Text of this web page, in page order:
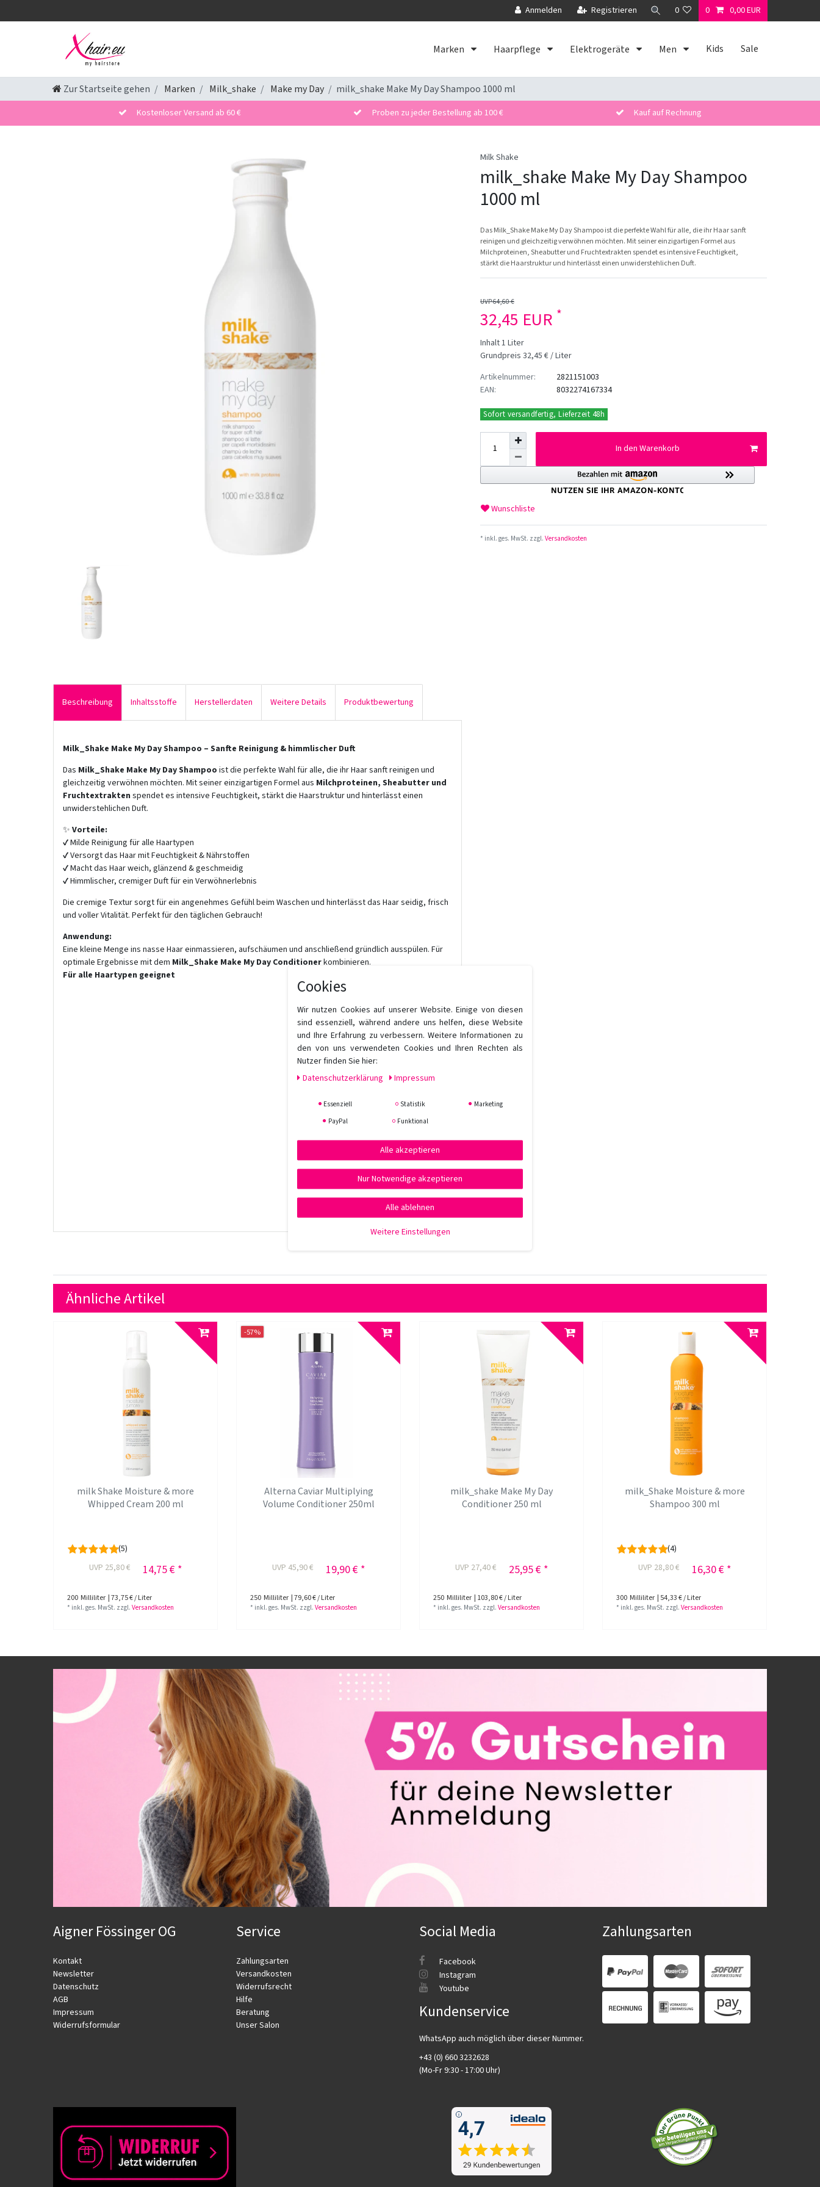
Anmelden Registrieren 0 0 0,00 EUR
Marken Haarpflege Elektrogeräte Men Kids Sale
Zur Startseite gehen Marken Milk_shake Make my Day milk_shake Make My Day Shampoo 1000 ml
Kostenloser Versand ab 60 € Proben zu jeder Bestellung ab 100 € Kauf auf Rechnung
Milk Shake
milk_shake Make My Day Shampoo
1000 ml
Das Milk_Shake Make My Day Shampoo ist die perfekte Wahl für alle, die ihr Haar sanft
reinigen und gleichzeitig verwöhnen möchten. Mit seiner einzigartigen Formel aus
Milchproteinen, Sheabutter und Fruchtextrakten spendet es intensive Feuchtigkeit,
stärkt die Haarstruktur und hinterlässt einen unwiderstehlichen Duft.
UVP 64,60 €
32,45 EUR *
Inhalt1 Liter
Grundpreis 32,45 € / Liter
Artikelnummer:
EAN:
2821151003
8032274167334
Sofort versandfertig, Lieferzeit 48h
In den Warenkorb
Wunschliste
* inkl. ges. MwSt. zzgl. Versandkosten
Beschreibung Inhaltsstoffe Herstellerdaten Weitere Details Produktbewertung
Milk_Shake Make My Day Shampoo – Sanfte Reinigung & himmlischer Duft
Das Milk_Shake Make My Day Shampoo ist die perfekte Wahl für alle, die ihr Haar sanft reinigen und
gleichzeitig verwöhnen möchten. Mit seiner einzigartigen Formel aus Milchproteinen, Sheabutter und
Fruchtextrakten spendet es intensive Feuchtigkeit, stärkt die Haarstruktur und hinterlässt einen
unwiderstehlichen Duft.
✨ Vorteile:
✔ Milde Reinigung für alle Haartypen
✔ Versorgt das Haar mit Feuchtigkeit & Nährstoffen
✔ Macht das Haar weich, glänzend & geschmeidig
✔ Himmlischer, cremiger Duft für ein Verwöhnerlebnis
Die cremige Textur sorgt für ein angenehmes Gefühl beim Waschen und hinterlässt das Haar seidig, frisch
und voller Vitalität. Perfekt für den täglichen Gebrauch!
Anwendung:
Eine kleine Menge ins nasse Haar einmassieren, aufschäumen und anschließend gründlich ausspülen. Für
optimale Ergebnisse mit dem Milk_Shake Make My Day Conditionerkombinieren.
Für alle Haartypen geeignet
Ähnliche Artikel
milk Shake Moisture & more
Whipped Cream 200 ml
(5)
UVP 25,80 €
14,75 € *
200 Milliliter | 73,75 € / Liter
* inkl. ges. MwSt. zzgl.Versandkosten
-57%
Alterna Caviar Multiplying
Volume Conditioner 250ml
UVP 45,90 € 19,90 € *
250 Milliliter | 79,60 € / Liter
* inkl. ges. MwSt. zzgl.Versandkosten
milk_shake Make My Day
Conditioner 250 ml
UVP 27,40 € 25,95 € *
250 Milliliter | 103,80 € / Liter
* inkl. ges. MwSt. zzgl.Versandkosten
milk_Shake Moisture & more
Shampoo 300 ml
(4)
UVP 28,80 €
16,30 € *
300 Milliliter | 54,33 € / Liter
* inkl. ges. MwSt. zzgl.Versandkosten
Aigner Fössinger OG
Kontakt
Newsletter
Datenschutz
AGB
Impressum
Widerrufsformular
Service
Zahlungsarten
Versandkosten
Widerrufsrecht
Hilfe
Beratung
Unser Salon
Social Media
Facebook
Instagram
Youtube
Kundenservice
WhatsApp auch möglich über dieser Nummer.
+43 (0) 660 3232628
(Mo-Fr 9:30 - 17:00 Uhr)
Zahlungsarten
Cookies
Wir nutzen Cookies auf unserer Website. Einige von diesen
sind essenziell, während andere uns helfen, diese Website
und Ihre Erfahrung zu verbessern. Weitere Informationen zu
den von uns verwendeten Cookies und Ihren Rechten als
Nutzer finden Sie hier:
Daten­schutz­erklärung
Impressum
Essenziell Statistik
Marketing
PayPal
Funktional
Alle akzeptieren
Nur Notwendige akzeptieren
Alle ablehnen
Weitere Einstellungen